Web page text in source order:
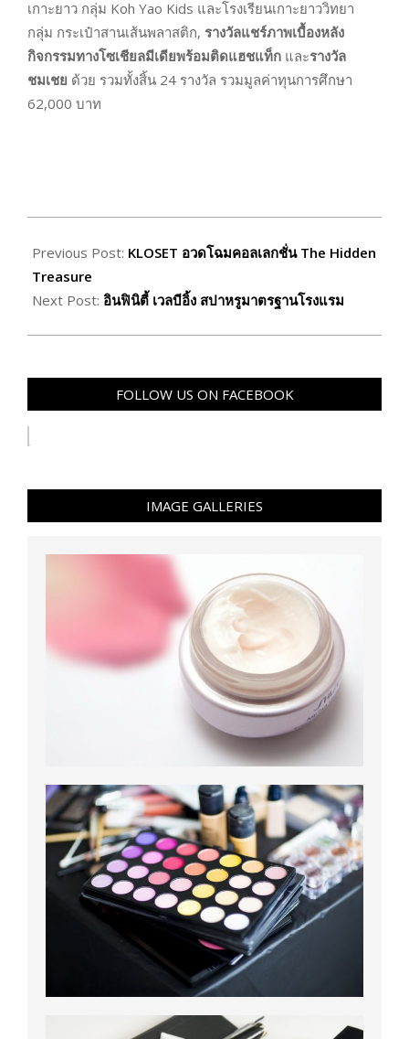
เกาะยาว กลุ่ม Koh Yao Kids และโรงเรียนเกาะยาววิทยา
กลุ่ม กระเป๋าสานเส้นพลาสติก, รางวัลแชร์ภาพเบื้องหลัง
กิจกรรมทางโซเชียลมีเดียพร้อมติดแฮชแท็ก และรางวัล
ชมเชย ด้วย รวมทั้งสิ้น 24 รางวัล รวมมูลค่าทุนการศึกษา
62,000 บาท
03-
10
Previous Post: KLOSET อวดโฉมคอลเลกชั่น The Hidden
Treasure
Next Post: อินฟินิตี้ เวลบีอิ้ง สปาหรูมาตรฐานโรงแรม
FOLLOW US ON FACEBOOK
IMAGE GALLERIES